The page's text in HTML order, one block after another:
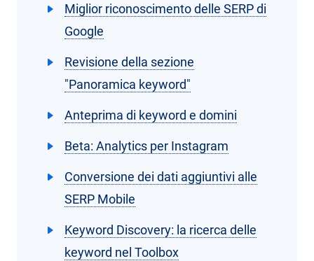
Miglior riconoscimento delle SERP di
Google
Revisione della sezione
"Panoramica keyword"
Anteprima di keyword e domini
Beta: Analytics per Instagram
Conversione dei dati aggiuntivi alle
SERP Mobile
Keyword Discovery: la ricerca delle
keyword nel Toolbox